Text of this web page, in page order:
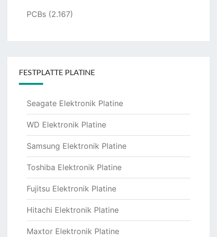
PCBs (2.167)
FESTPLATTE PLATINE
Seagate Elektronik Platine
WD Elektronik Platine
Samsung Elektronik Platine
Toshiba Elektronik Platine
Fujitsu Elektronik Platine
Hitachi Elektronik Platine
Maxtor Elektronik Platine